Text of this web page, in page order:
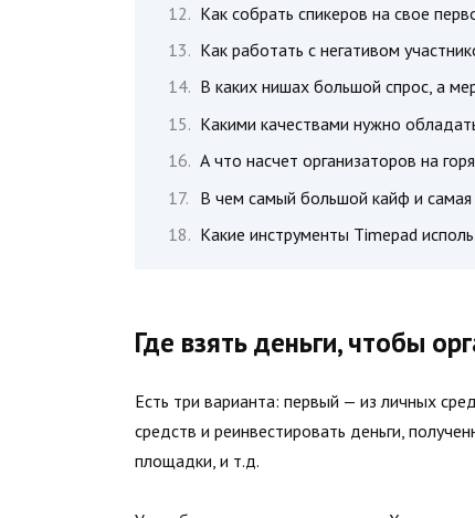
Как собрать спикеров на свое
Как работать с негативом
В каких нишах большой спрос, а
Какими качествами нужно
А что насчет организаторов на
В чем самый большой кайф и самая
Какие инструменты Timepad
Где взять деньги, чтобы
Есть три варианта: первый — из личных
средств и реинвестировать деньги,
площадки, и т.д.